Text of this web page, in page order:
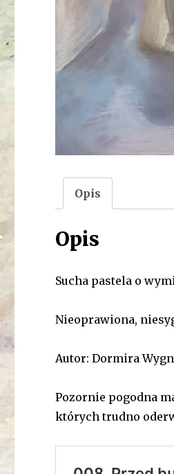
Opis
Opis
Sucha pastela o
Nieoprawiona,
Autor: Dormira
Pozornie pogodna
których trudno